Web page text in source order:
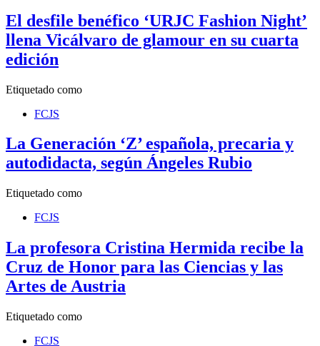
El desfile benéfico ‘URJC Fashion Night’
llena Vicálvaro de glamour en su cuarta
edición
Etiquetado como
FCJS
La Generación ‘Z’ española, precaria y
autodidacta, según Ángeles Rubio
Etiquetado como
FCJS
La profesora Cristina Hermida recibe la
Cruz de Honor para las Ciencias y las
Artes de Austria
Etiquetado como
FCJS